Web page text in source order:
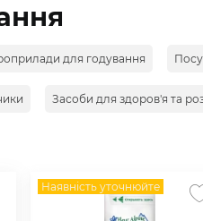
для годування
Засоби для здоров'я та
Наявність уточнюйте